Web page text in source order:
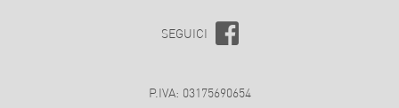
SEGUICI
P.IVA: 03175690654